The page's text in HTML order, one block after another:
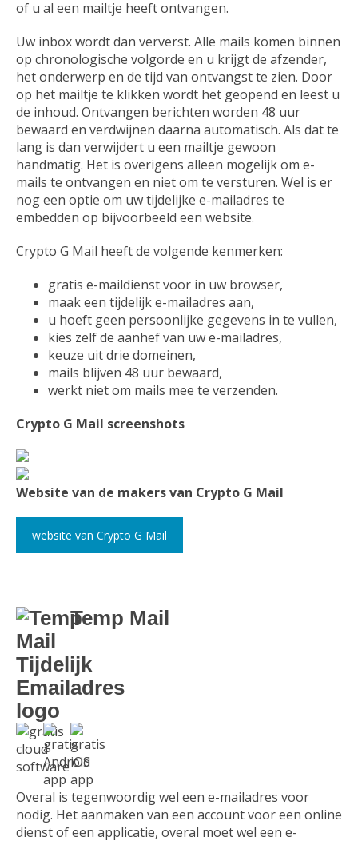
of u al een mailtje heeft ontvangen.
Uw inbox wordt dan ververst. Alle mails komen binnen
op chronologische volgorde en u krijgt de afzender,
het onderwerp en de tijd van ontvangst te zien. Door
op het mailtje te klikken wordt het geopend en leest u
de inhoud. Ontvangen berichten worden 48 uur
bewaard en verdwijnen daarna automatisch. Als dat te
lang is dan verwijdert u een mailtje gewoon
handmatig. Het is overigens alleen mogelijk om e-
mails te ontvangen en niet om te versturen. Wel is er
nog een optie om uw tijdelijke e-mailadres te
embedden op bijvoorbeeld een website.
Crypto G Mail heeft de volgende kenmerken:
gratis e-maildienst voor in uw browser,
maak een tijdelijk e-mailadres aan,
u hoeft geen persoonlijke gegevens in te vullen,
kies zelf de aanhef van uw e-mailadres,
keuze uit drie domeinen,
mails blijven 48 uur bewaard,
werkt niet om mails mee te verzenden.
Crypto G Mail screenshots
Website van de makers van Crypto G Mail
website van Crypto G Mail
Temp Mail
Overal is tegenwoordig wel een e-mailadres voor
nodig. Het aanmaken van een account voor een online
dienst of een applicatie, overal moet wel een e-